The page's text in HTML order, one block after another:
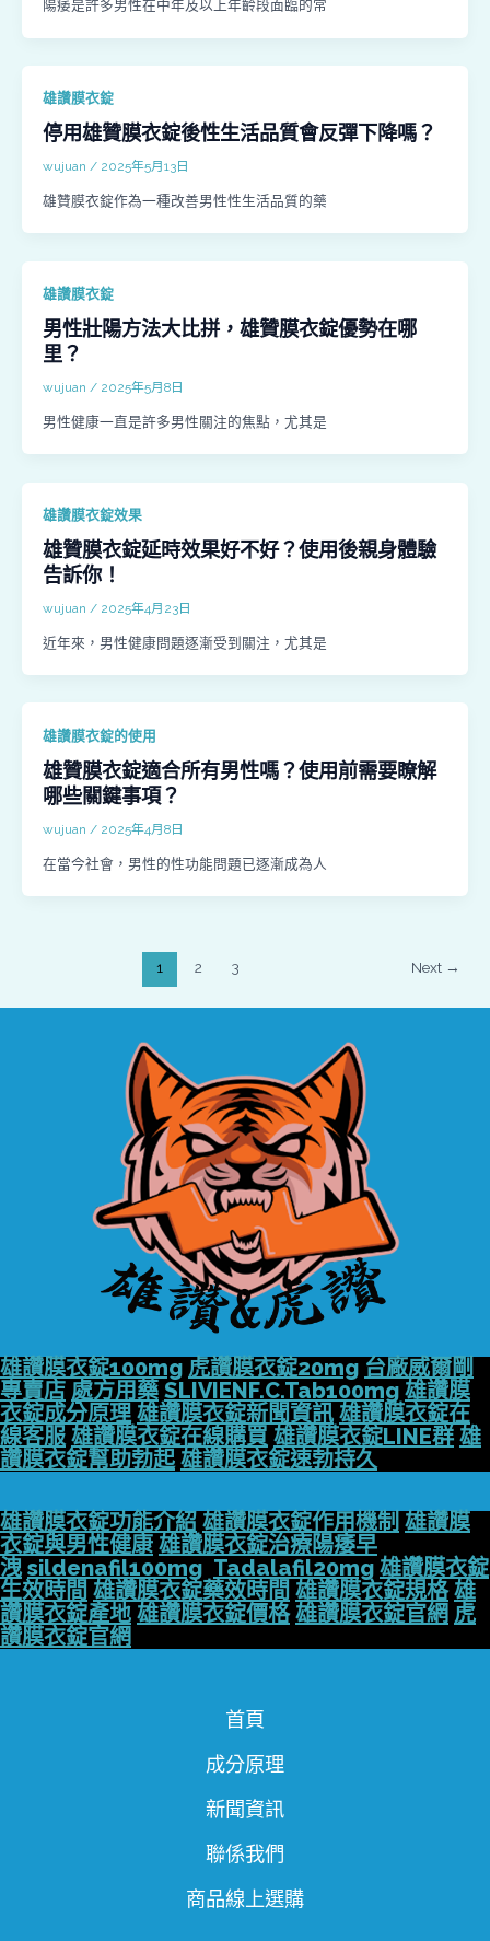
陽痿是許多男性在中年及以上年齡段面臨的常
雄讚膜衣錠
停用雄贊膜衣錠後性生活品質會反彈下降嗎？
wujuan / 2025年5月13日
雄贊膜衣錠作為一種改善男性性生活品質的藥
雄讚膜衣錠
男性壯陽方法大比拼，雄贊膜衣錠優勢在哪
里？
wujuan / 2025年5月8日
男性健康一直是許多男性關注的焦點，尤其是
雄讚膜衣錠效果
雄贊膜衣錠延時效果好不好？使用後親身體驗
告訴你！
wujuan / 2025年4月23日
近年來，男性健康問題逐漸受到關注，尤其是
雄讚膜衣錠的使用
雄贊膜衣錠適合所有男性嗎？使用前需要瞭解
哪些關鍵事項？
wujuan / 2025年4月8日
在當今社會，男性的性功能問題已逐漸成為人
1 2 3 Next →
雄讚膜衣錠100mg 虎讚膜衣錠20mg 台廠威爾剛
專賣店 處方用藥 SLIVIENF.C.Tab100mg 雄讚膜
衣錠成分原理 雄讚膜衣錠新聞資訊 雄讚膜衣錠在
線客服 雄讚膜衣錠在線購買 雄讚膜衣錠LINE群 雄
讚膜衣錠幫助勃起 雄讚膜衣錠速勃持久
雄讚膜衣錠功能介紹 雄讚膜衣錠作用機制 雄讚膜
衣錠與男性健康 雄讚膜衣錠治療陽痿早
洩 sildenafil100mg Tadalafil20mg 雄讚膜衣錠
生效時間 雄讚膜衣錠藥效時間 雄讚膜衣錠規格 雄
讚膜衣錠產地 雄讚膜衣錠價格 雄讚膜衣錠官網 虎
讚膜衣錠官網
首頁
成分原理
新聞資訊
聯係我們
商品線上選購